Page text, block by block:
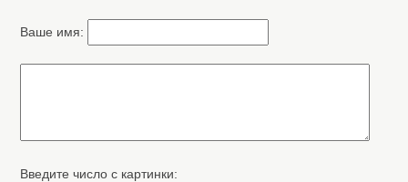
Ваше имя:
Введите число с картинки: